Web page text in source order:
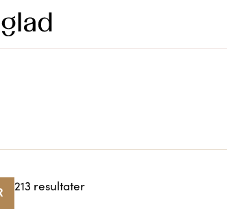
213 resultater